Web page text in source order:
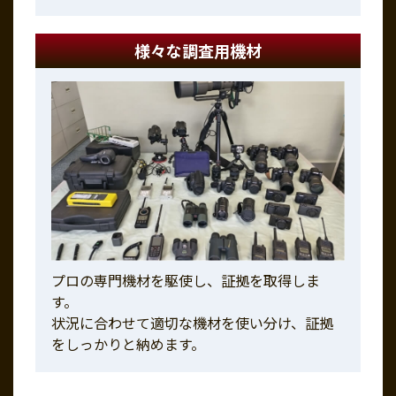
様々な調査用機材
プロの専門機材を駆使し、証拠を取得しま
す。
状況に合わせて適切な機材を使い分け、証拠
をしっかりと納めます。